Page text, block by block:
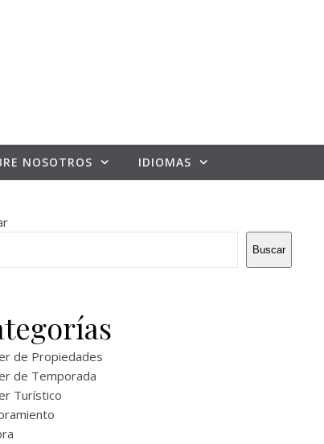
NOSOTROS IDIOMAS
Buscar
de Propiedades
de Temporada
Turístico